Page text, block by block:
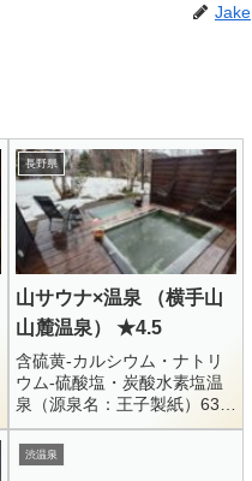
Jake
長野県
山サウナ×温泉 （横手山
山麓温泉） ★4.5
含硫黄-カルシウム・ナトリ
ウム-硫酸塩・炭酸水素塩温
泉（源泉名：王子製紙）63.2
度 /pH6.6 / 掘削動力揚湯 / 毎
分16.6L / R5.11.8Li+ = 0.01
/...
渋温泉